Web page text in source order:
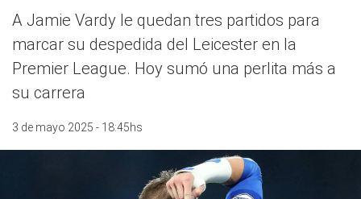
A Jamie Vardy le quedan tres partidos para
marcar su despedida del Leicester en la
Premier League. Hoy sumó una perlita más a
su carrera
3 de mayo 2025 - 18:45hs